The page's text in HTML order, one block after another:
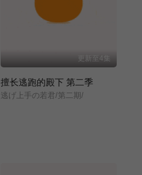
更新至4集
擅长逃跑的殿下 第二季
逃げ上手の若君/第二期/